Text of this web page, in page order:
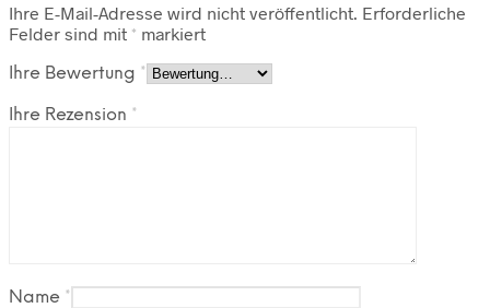
Ihre E-Mail-Adresse wird nicht veröffentlicht. Erforderliche
Felder sind mit * markiert
Ihre Bewertung *
Ihre Rezension *
Name *